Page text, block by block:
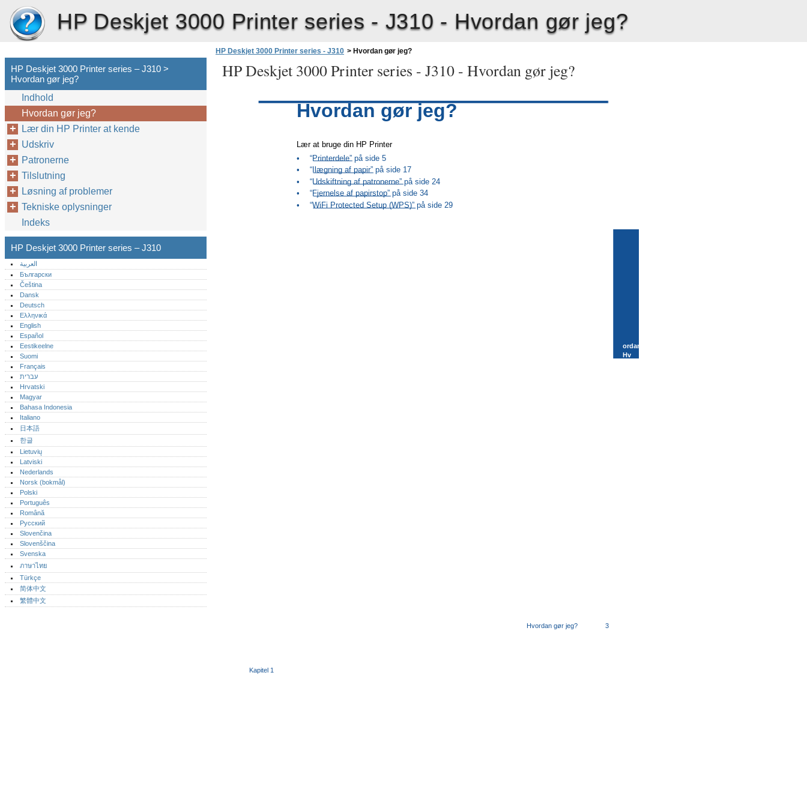
HP Deskjet 3000 Printer series - J310 - Hvordan gør jeg?
HP Deskjet 3000 Printer series - J310 > Hvordan gør jeg?
HP Deskjet 3000 Printer series - J310 - Hvordan gør jeg?
Hvordan gør jeg?
Lær at bruge din HP Printer
•
“Printerdele” på side 5
•
“Ilægning af papir” på side 17
•
“Udskiftning af patronerne” på side 24
•
“Fjernelse af papirstop” på side 34
•
“WiFi Protected Setup (WPS)” på side 29
Hvordan gør jeg? 3
Hv
ordan gør jeg?
Kapitel 1
HP Deskjet 3000 Printer series – J310 >
Hvordan gør jeg?
Indhold
Hvordan gør jeg?
Lær din HP Printer at kende
Udskriv
Patronerne
Tilslutning
Løsning af problemer
Tekniske oplysninger
Indeks
HP Deskjet 3000 Printer series – J310
العربية
Български
Čeština
Dansk
Deutsch
Ελληνικά
English
Español
Eestikeelne
Suomi
Français
עברית
Hrvatski
Magyar
Bahasa Indonesia
Italiano
日本語
한글
Lietuvių
Latviski
Nederlands
Norsk (bokmål)‎
Polski
Português‎
Română
Русский
Slovenčina
Slovenščina
Svenska
ภาษาไทย
Türkçe
简体中文
繁體中文